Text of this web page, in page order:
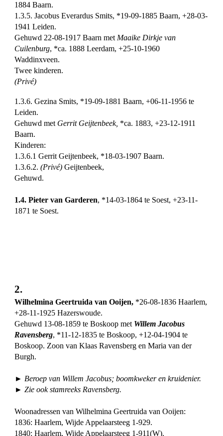
1884 Baarn.
1.3.5. Jacobus Everardus Smits, *19-09-1885 Baarn, +28-03-
1941 Leiden.
Gehuwd 22-08-1917 Baarn met Maaike Dirkje van
Cuilenburg, *ca. 1888 Leerdam, +25-10-1960
Waddinxveen.
Twee kinderen.
(Privé)
1.3.6. Gezina Smits, *19-09-1881 Baarn, +06-11-1956 te
Leiden.
Gehuwd met Gerrit Geijtenbeek, *ca. 1883, +23-12-1911
Baarn.
Kinderen:
1.3.6.1 Gerrit Geijtenbeek, *18-03-1907 Baarn.
1.3.6.2.(Privé) Geijtenbeek,
Gehuwd.
1.4. Pieter van Garderen, *14-03-1864 te Soest, +23-11-
1871 te Soest.
2.
Wilhelmina Geertruida van Ooijen, *26-08-1836 Haarlem,
+28-11-1925 Hazerswoude.
Gehuwd 13-08-1859 te Boskoop met Willem Jacobus
Ravensberg, *11-12-1835 te Boskoop, +12-04-1904 te
Boskoop. Zoon van Klaas Ravensberg en Maria van der
Burgh.
► Beroep van Willem Jacobus; boomkweker en kruidenier.
► Zie ook stamreeks Ravensberg.
Woonadressen van Wilhelmina Geertruida van Ooijen:
1836: Haarlem, Wijde Appelaarsteeg 1-929.
1840: Haarlem, Wijde Appelaarsteeg 1-911(W).